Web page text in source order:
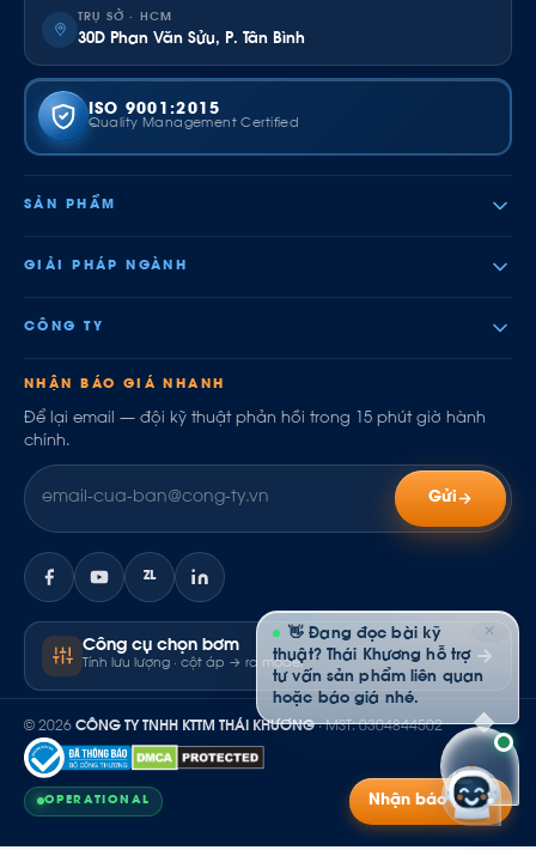
TRỤ SỞ · HCM
30D Phan Văn Sửu, P. Tân Bình
ISO 9001:2015
Quality Management Certified
SẢN PHẨM
GIẢI PHÁP NGÀNH
CÔNG TY
NHẬN BÁO GIÁ NHANH
Để lại email — đội kỹ thuật phản hồi trong 15 phút giờ hành
chính.
Gửi
ZL
Công cụ chọn bơm
Tính lưu lượng · cột áp → ra model
© 2026 CÔNG TY TNHH KTTM THÁI KHƯƠNG· MST: 0304844502
OPERATIONAL Nhận báo giá
✕
👋 Đang đọc bài kỹ
thuật? Thái Khương hỗ trợ
tư vấn sản phẩm liên quan
hoặc báo giá nhé.